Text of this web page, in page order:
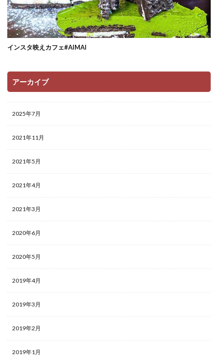
インスタ映えカフェ#AIMAI
アーカイブ
2025年7月
2021年11月
2021年5月
2021年4月
2021年3月
2020年6月
2020年5月
2019年4月
2019年3月
2019年2月
2019年1月